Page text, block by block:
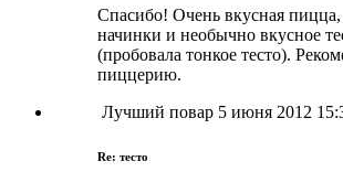
Спасибо! Очень вкусная
начинки и необычно вкусное
(пробовала тонкое тесто).
пиццерию.
Лучший повар 5 июня 2012
Re: тесто